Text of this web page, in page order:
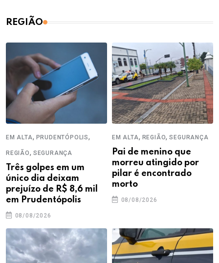
REGIÃO
EM ALTA, PRUDENTÓPOLIS,
REGIÃO, SEGURANÇA
Três golpes em um
único dia deixam
prejuízo de R$ 8,6 mil
em Prudentópolis
08/08/2026
EM ALTA, REGIÃO,SEGURANÇA
Pai de menino que
morreu atingido por
pilar é encontrado
morto
08/08/2026